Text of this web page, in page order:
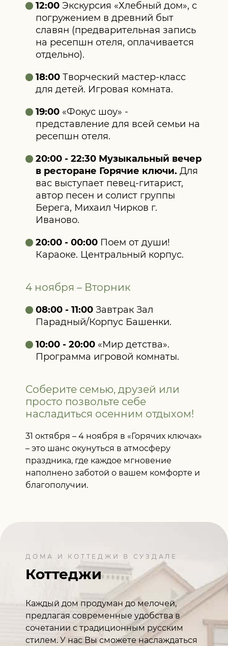
12:00 Экскурсия «Хлебный дом», с
погружением в древний быт
славян (предварительная запись
на ресепшн отеля, оплачивается
отдельно).
18:00 Творческий мастер‑класс
для детей. Игровая комната.
19:00 «Фокус шоу» -
представление для всей семьи на
ресепшн отеля.
20:00 - 22:30 Музыкальный вечер
в ресторане Горячие ключи. Для
вас выступает певец‑гитарист,
автор песен и солист группы
Берега, Михаил Чирков г.
Иваново.
20:00 - 00:00 Поем от души!
Караоке. Центральный корпус.
4 ноября – Вторник
08:00 - 11:00 Завтрак Зал
Парадный/Корпус Башенки.
10:00 - 20:00 «Мир детства».
Программа игровой комнаты.
Соберите семью, друзей или
просто позвольте себе
насладиться осенним отдыхом!
31 октября – 4 ноября в «Горячих ключах»
– это шанс окунуться в атмосферу
праздника, где каждое мгновение
наполнено заботой о вашем комфорте и
благополучии.
ДОМА И КОТТЕДЖИ В СУЗДАЛЕ
Коттеджи
Каждый дом продуман до мелочей,
предлагая современные удобства в
сочетании с традиционным русским
стилем. У нас Вы сможете наслаждаться